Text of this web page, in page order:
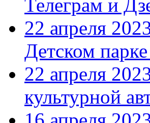
Телеграм и
22 апреля
Детском
22 апреля
культурной